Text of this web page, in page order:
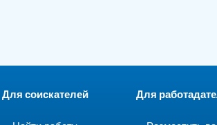
Для соискателей Для